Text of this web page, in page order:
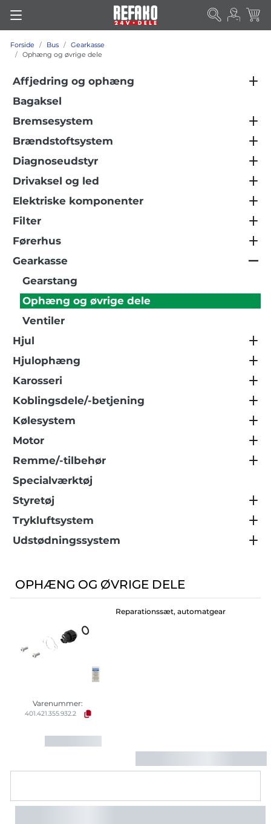
Forside Bus
Gearkasse
Ophæng og øvrige dele
Affjedring og ophæng
Bagaksel
Bremsesystem
Brændstoftsystem
Diagnoseudstyr
Drivaksel og led
Elektriske komponenter
Filter
Førerhus
Gearkasse
Gearstang
Ophæng og øvrige dele
Ventiler
Hjul
Hjulophæng
Karosseri
Koblingsdele/-betjening
Kølesystem
Motor
Remme/-tilbehør
Specialværktøj
Styretøj
Trykluftsystem
Udstødningssystem
OPHÆNG OG ØVRIGE DELE
Varenummer:
401.421.355.932.2
Reparationssæt, automatgear